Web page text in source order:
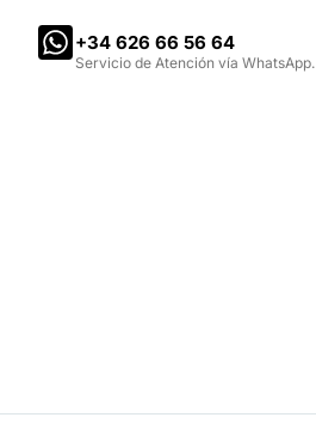
‪+34 626 66 56 64‬
Servicio de Atención vía WhatsApp.